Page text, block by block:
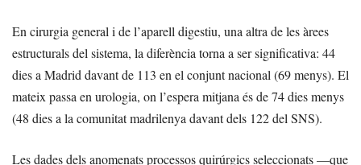
En cirurgia general i de l’aparell digestiu, una altra de les àrees
estructurals del sistema, la diferència torna a ser significativa: 44
dies a Madrid davant de 113 en el conjunt nacional (69 menys). El
mateix passa en urologia, on l’espera mitjana és de 74 dies menys
(48 dies a la comunitat madrilenya davant dels 122 del SNS).
Les dades dels anomenats processos quirúrgics seleccionats —que